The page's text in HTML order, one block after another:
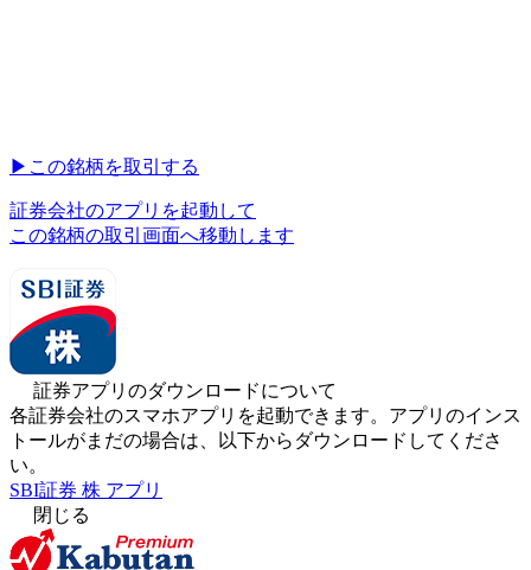
▶︎ この銘柄を取引する
証券会社のアプリを起動して
この銘柄の取引画面へ移動します
証券アプリのダウンロードについて
各証券会社のスマホアプリを起動できます。アプリのインス
トールがまだの場合は、以下からダウンロードしてくださ
い。
SBI証券 株 アプリ
閉じる